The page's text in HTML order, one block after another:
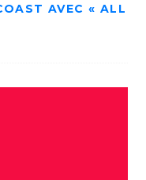
AVEC « ALL